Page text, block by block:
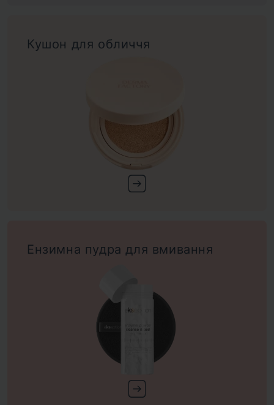
Кушон для обличчя
Ензимна пудра для вмивання